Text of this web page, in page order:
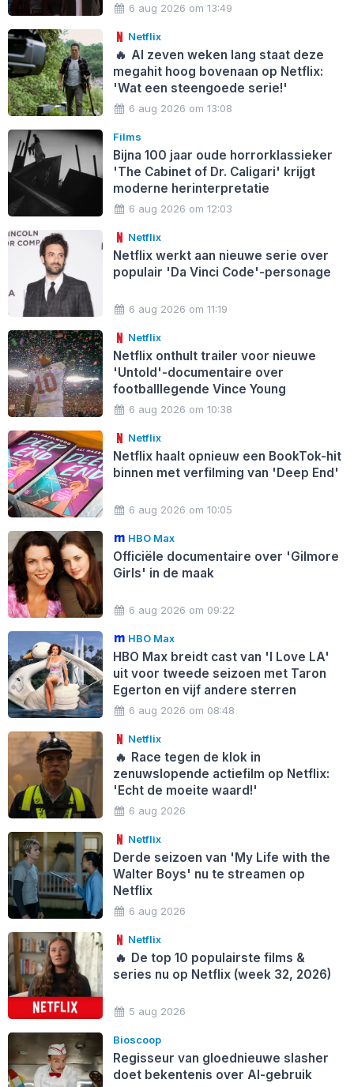
6 aug 2026 om 13:49
Netflix
🔥 Al zeven weken lang staat deze
megahit hoog bovenaan op Netflix:
'Wat een steengoede serie!'
6 aug 2026 om 13:08
Films
Bijna 100 jaar oude horrorklassieker
'The Cabinet of Dr. Caligari' krijgt
moderne herinterpretatie
6 aug 2026 om 12:03
Netflix
Netflix werkt aan nieuwe serie over
populair 'Da Vinci Code'-personage
6 aug 2026 om 11:19
Netflix
Netflix onthult trailer voor nieuwe
'Untold'-documentaire over
footballlegende Vince Young
6 aug 2026 om 10:38
Netflix
Netflix haalt opnieuw een BookTok-hit
binnen met verfilming van 'Deep End'
6 aug 2026 om 10:05
HBO Max
Officiële documentaire over 'Gilmore
Girls' in de maak
6 aug 2026 om 09:22
HBO Max
HBO Max breidt cast van 'I Love LA'
uit voor tweede seizoen met Taron
Egerton en vijf andere sterren
6 aug 2026 om 08:48
Netflix
🔥 Race tegen de klok in
zenuwslopende actiefilm op Netflix:
'Echt de moeite waard!'
6 aug 2026
Netflix
Derde seizoen van 'My Life with the
Walter Boys' nu te streamen op
Netflix
6 aug 2026
Netflix
🔥 De top 10 populairste films &
series nu op Netflix (week 32, 2026)
5 aug 2026
Bioscoop
Regisseur van gloednieuwe slasher
doet bekentenis over AI-gebruik